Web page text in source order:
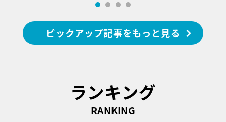
ピックアップ記事をもっと見る
ランキング
RANKING